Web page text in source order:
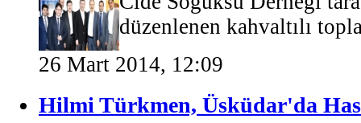
düzenlenen kahvaltılı
26 Mart 2014, 12:09
Hilmi Türkmen, Üsküdar'da